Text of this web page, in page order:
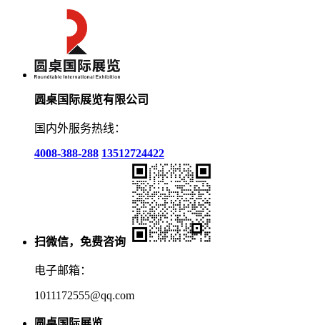
圆桌国际展览有限公司
国内外服务热线：
4008-388-288 13512724422
扫微信，免费咨询
电子邮箱：
1011172555@qq.com